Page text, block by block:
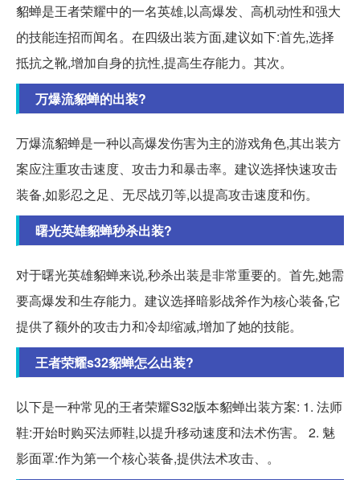
貂蝉是王者荣耀中的一名英雄,以高爆发、高机动性和强大
的技能连招而闻名。在四级出装方面,建议如下:首先,选择
抵抗之靴,增加自身的抗性,提高生存能力。其次。
万爆流貂蝉的出装?
万爆流貂蝉是一种以高爆发伤害为主的游戏角色,其出装方
案应注重攻击速度、攻击力和暴击率。建议选择快速攻击
装备,如影忍之足、无尽战刃等,以提高攻击速度和伤。
曙光英雄貂蝉秒杀出装?
对于曙光英雄貂蝉来说,秒杀出装是非常重要的。首先,她需
要高爆发和生存能力。建议选择暗影战斧作为核心装备,它
提供了额外的攻击力和冷却缩减,增加了她的技能。
王者荣耀s32貂蝉怎么出装?
以下是一种常见的王者荣耀S32版本貂蝉出装方案: 1. 法师
鞋:开始时购买法师鞋,以提升移动速度和法术伤害。 2. 魅
影面罩:作为第一个核心装备,提供法术攻击、。